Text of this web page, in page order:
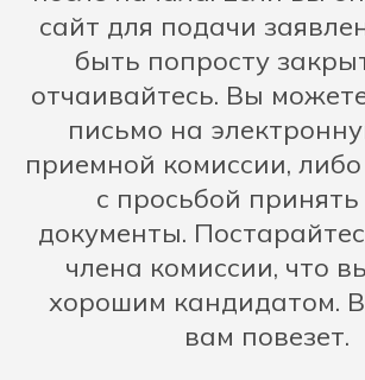
сайт для подачи
быть попросту
отчаивайтесь. Вы
письмо на
приемной комиссии,
с просьбой
документы.
члена комиссии, что
хорошим кандидатом.
вам повезет.